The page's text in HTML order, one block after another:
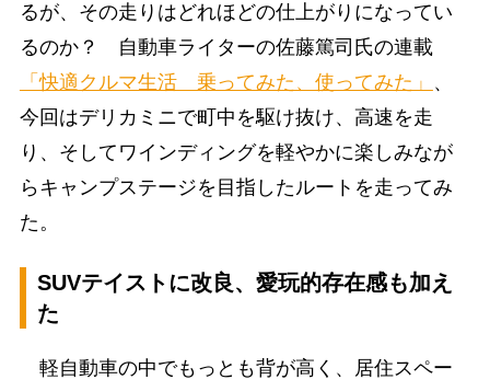
るが、その走りはどれほどの仕上がりになってい
るのか？ 自動車ライターの佐藤篤司氏の連載
「快適クルマ生活 乗ってみた、使ってみた」 、
今回はデリカミニで町中を駆け抜け、高速を走
り、そしてワインディングを軽やかに楽しみなが
らキャンプステージを目指したルートを走ってみ
た。
SUVテイストに改良、愛玩的存在感も加え
た
軽自動車の中でもっとも背が高く、居住スペー